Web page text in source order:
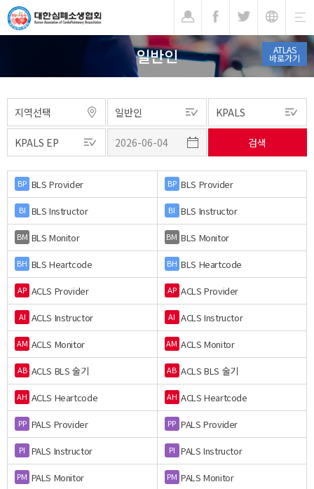
ATLAS
바로가기
일반인
BP BLS Provider BP BLS Provider
BI BLS Instructor BI BLS Instructor
BM BLS Monitor BM BLS Monitor
BH BLS Heartcode BH BLS Heartcode
AP ACLS Provider AP ACLS Provider
AI ACLS Instructor AI ACLS Instructor
AM ACLS Monitor AM ACLS Monitor
AB ACLS BLS 술기 AB ACLS BLS 술기
AH ACLS Heartcode AH ACLS Heartcode
PP PALS Provider PP PALS Provider
PI PALS Instructor PI PALS Instructor
PM PALS Monitor PM PALS Monitor